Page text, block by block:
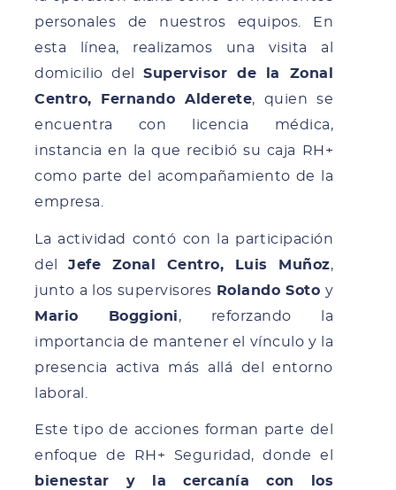
personales de nuestros equipos. En
esta línea, realizamos una visita al
domicilio delSupervisor de la Zonal
Centro, Fernando Alderete, quien se
encuentra con licencia médica,
instancia en la que recibió su caja RH+
como parte del acompañamiento de la
empresa.
La actividad contó con la participación
del Jefe Zonal Centro, Luis Muñoz,
junto a los supervisores Rolando Soto y
Mario Boggioni, reforzando la
importancia de mantener el vínculo y la
presencia activa más allá del entorno
laboral.
Este tipo de acciones forman parte del
enfoque de RH+ Seguridad, donde el
bienestar y la cercanía con los